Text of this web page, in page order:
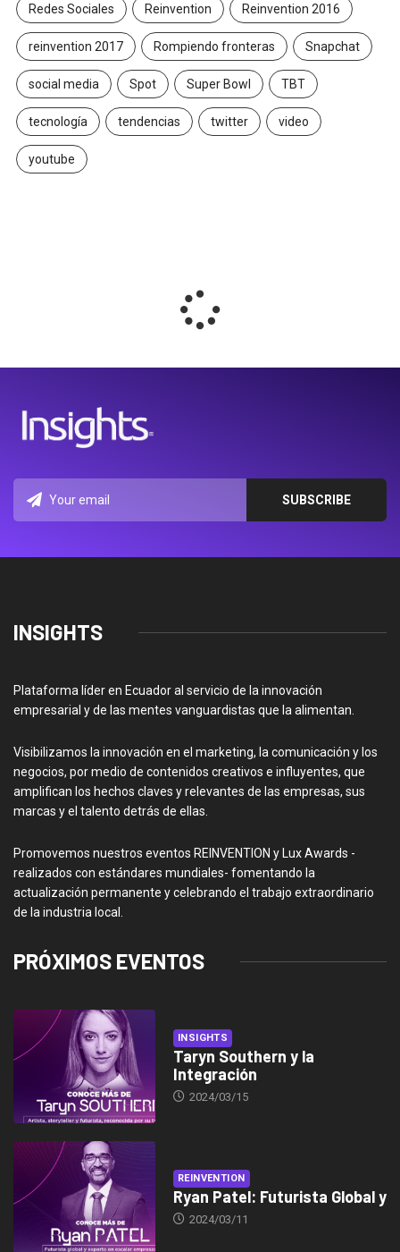
Redes Sociales Reinvention Reinvention 2016
reinvention 2017 Rompiendo fronteras Snapchat
social media Spot Super Bowl TBT
tecnología tendencias twitter video
youtube
INSIGHTS
Plataforma líder en Ecuador al servicio de la innovación
empresarial y de las mentes vanguardistas que la alimentan.
Visibilizamos la innovación en el marketing, la comunicación y los
negocios, por medio de contenidos creativos e influyentes, que
amplifican los hechos claves y relevantes de las empresas, sus
marcas y el talento detrás de ellas.
Promovemos nuestros eventos REINVENTION y Lux Awards -
realizados con estándares mundiales- fomentando la
actualización permanente y celebrando el trabajo extraordinario
de la industria local.
PRÓXIMOS EVENTOS
INSIGHTS
Taryn Southern y la
Integración
2024/03/15
REINVENTION
Ryan Patel: Futurista Global y
2024/03/11